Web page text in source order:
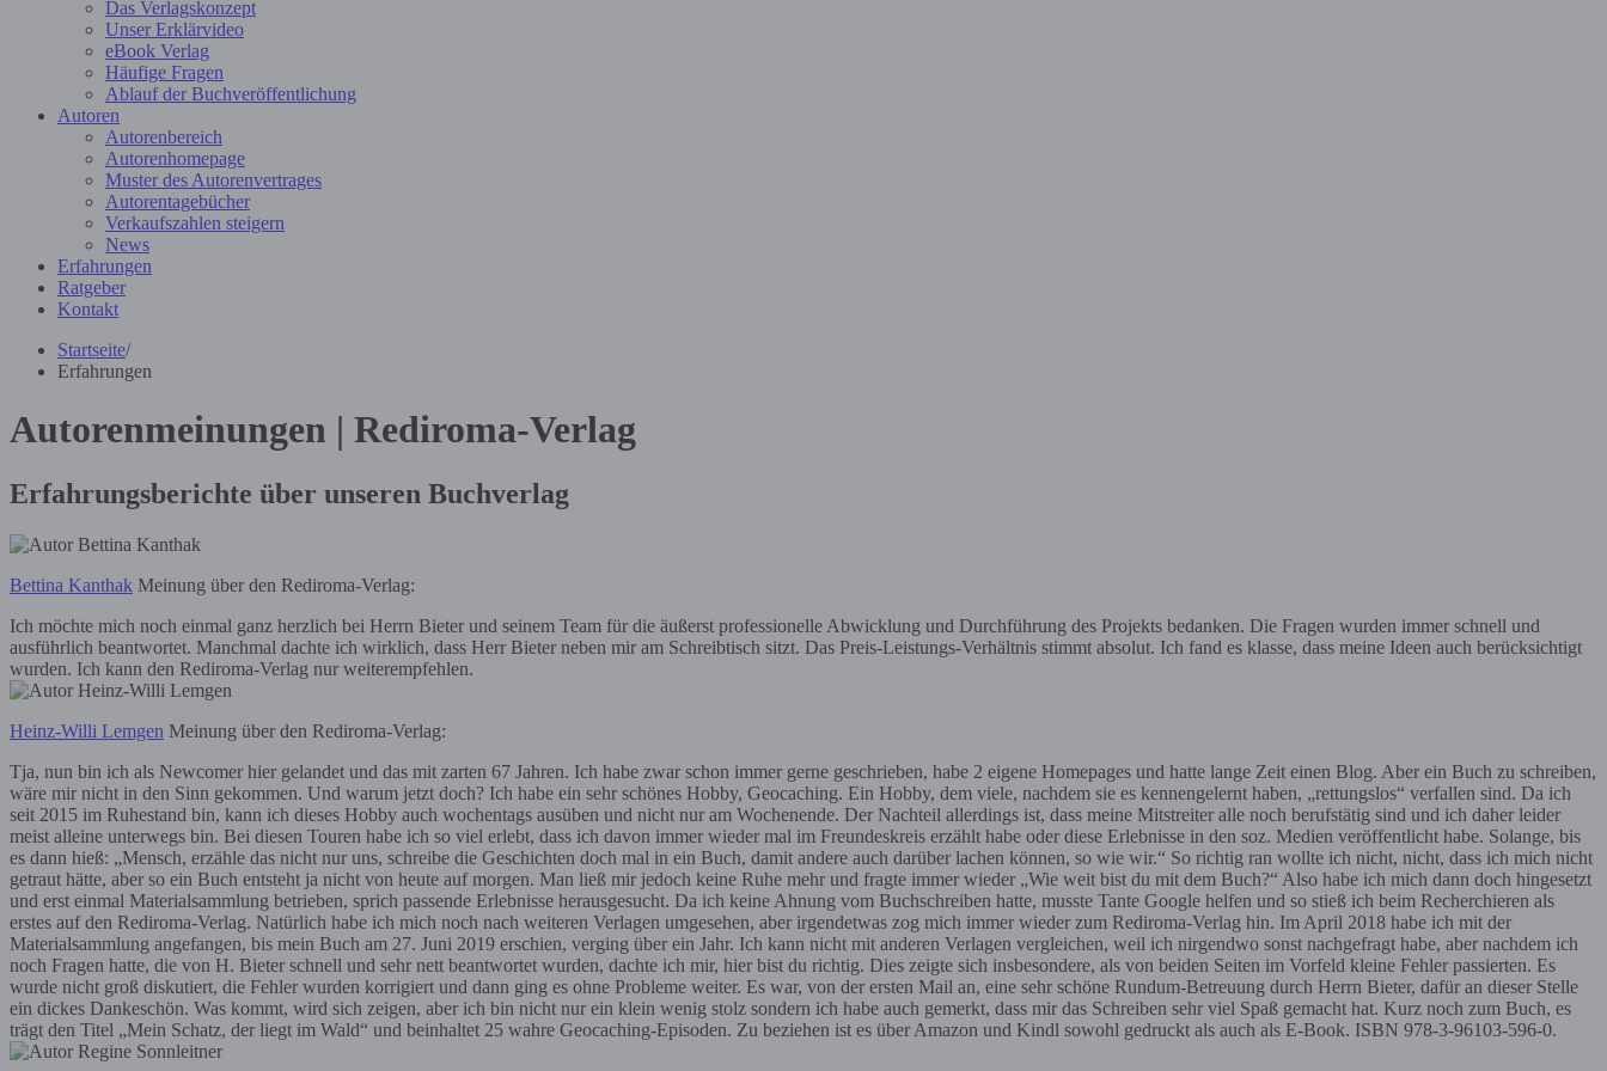
Das Verlagskonzept
Unser Erklärvideo
eBook Verlag
Häufige Fragen
Ablauf der Buchveröffentlichung
Autoren
Autorenbereich
Autorenhomepage
Muster des Autorenvertrages
Autorentagebücher
Verkaufszahlen steigern
News
Erfahrungen
Ratgeber
Kontakt
Startseite/
Erfahrungen
Autorenmeinungen | Rediroma-Verlag
Erfahrungsberichte über unseren Buchverlag
Bettina Kanthak Meinung über den Rediroma-Verlag:
Ich möchte mich noch einmal ganz herzlich bei Herrn Bieter und seinem Team für die äußerst professionelle Abwicklung und Durchführung des Projekts bedanken. Die Fragen wurden immer schnell und
ausführlich beantwortet. Manchmal dachte ich wirklich, dass Herr Bieter neben mir am Schreibtisch sitzt. Das Preis-Leistungs-Verhältnis stimmt absolut. Ich fand es klasse, dass meine Ideen auch berücksichtigt
wurden. Ich kann den Rediroma-Verlag nur weiterempfehlen.
Heinz-Willi Lemgen Meinung über den Rediroma-Verlag:
Tja, nun bin ich als Newcomer hier gelandet und das mit zarten 67 Jahren. Ich habe zwar schon immer gerne geschrieben, habe 2 eigene Homepages und hatte lange Zeit einen Blog. Aber ein Buch zu schreiben,
wäre mir nicht in den Sinn gekommen. Und warum jetzt doch? Ich habe ein sehr schönes Hobby, Geocaching. Ein Hobby, dem viele, nachdem sie es kennengelernt haben, „rettungslos“ verfallen sind. Da ich
seit 2015 im Ruhestand bin, kann ich dieses Hobby auch wochentags ausüben und nicht nur am Wochenende. Der Nachteil allerdings ist, dass meine Mitstreiter alle noch berufstätig sind und ich daher leider
meist alleine unterwegs bin. Bei diesen Touren habe ich so viel erlebt, dass ich davon immer wieder mal im Freundeskreis erzählt habe oder diese Erlebnisse in den soz. Medien veröffentlicht habe. Solange, bis
es dann hieß: „Mensch, erzähle das nicht nur uns, schreibe die Geschichten doch mal in ein Buch, damit andere auch darüber lachen können, so wie wir.“ So richtig ran wollte ich nicht, nicht, dass ich mich nicht
getraut hätte, aber so ein Buch entsteht ja nicht von heute auf morgen. Man ließ mir jedoch keine Ruhe mehr und fragte immer wieder „Wie weit bist du mit dem Buch?“ Also habe ich mich dann doch hingesetzt
und erst einmal Materialsammlung betrieben, sprich passende Erlebnisse herausgesucht. Da ich keine Ahnung vom Buchschreiben hatte, musste Tante Google helfen und so stieß ich beim Recherchieren als
erstes auf den Rediroma-Verlag. Natürlich habe ich mich noch nach weiteren Verlagen umgesehen, aber irgendetwas zog mich immer wieder zum Rediroma-Verlag hin. Im April 2018 habe ich mit der
Materialsammlung angefangen, bis mein Buch am 27. Juni 2019 erschien, verging über ein Jahr. Ich kann nicht mit anderen Verlagen vergleichen, weil ich nirgendwo sonst nachgefragt habe, aber nachdem ich
noch Fragen hatte, die von H. Bieter schnell und sehr nett beantwortet wurden, dachte ich mir, hier bist du richtig. Dies zeigte sich insbesondere, als von beiden Seiten im Vorfeld kleine Fehler passierten. Es
wurde nicht groß diskutiert, die Fehler wurden korrigiert und dann ging es ohne Probleme weiter. Es war, von der ersten Mail an, eine sehr schöne Rundum-Betreuung durch Herrn Bieter, dafür an dieser Stelle
ein dickes Dankeschön. Was kommt, wird sich zeigen, aber ich bin nicht nur ein klein wenig stolz sondern ich habe auch gemerkt, dass mir das Schreiben sehr viel Spaß gemacht hat. Kurz noch zum Buch, es
trägt den Titel „Mein Schatz, der liegt im Wald“ und beinhaltet 25 wahre Geocaching-Episoden. Zu beziehen ist es über Amazon und Kindl sowohl gedruckt als auch als E-Book. ISBN 978-3-96103-596-0.